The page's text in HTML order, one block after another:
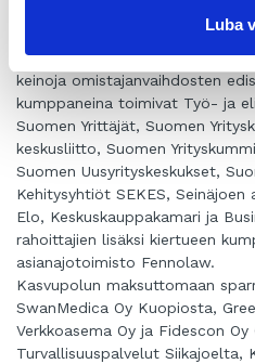
Luba
Kohti Yrityskauppaa
yhteishanke
keinoja omistajanvaihdosten
kumppaneina toimivat Työ- ja
Suomen Yrittäjät, Suomen
keskusliitto, Suomen
Suomen Uusyrityskeskukset,
Kehitysyhtiöt SEKES, Seinäjoen
Elo, Keskuskauppakamari ja
rahoittajien lisäksi kiertueen
asianajotoimisto Fennolaw.
Kasvupolun maksuttomaan
SwanMedica Oy Kuopiosta,
Verkkoasema Oy ja Fidescon Oy
Turvallisuuspalvelut Siikajoelta,